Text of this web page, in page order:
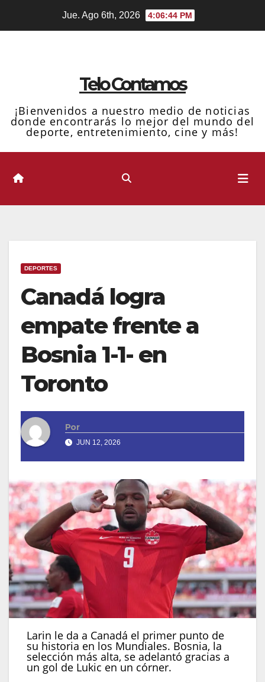
Jue. Ago 6th, 2026 4:06:45 PM
Telo Contamos
¡Bienvenidos a nuestro medio de noticias
donde encontrarás lo mejor del mundo del
deporte, entretenimiento, cine y más!
DEPORTES
Canadá logra
empate frente a
Bosnia 1-1- en
Toronto
Por
JUN 12, 2026
Larin le da a Canadá el primer punto de
su historia en los Mundiales. Bosnia, la
selección más alta, se adelantó gracias a
un gol de Lukic en un córner.